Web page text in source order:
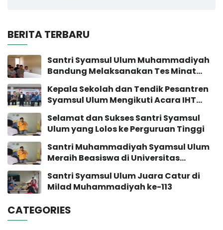
BERITA TERBARU
Santri Syamsul Ulum Muhammadiyah
Bandung Melaksanakan Tes Minat
Kepala Sekolah dan Tendik Pesantren
Syamsul Ulum Mengikuti Acara IHT
Selamat dan Sukses Santri Syamsul
Ulum yang Lolos ke Perguruan Tinggi
Santri Muhammadiyah Syamsul Ulum
Meraih Beasiswa di Universitas
Santri Syamsul Ulum Juara Catur di
Milad Muhammadiyah ke-113
CATEGORIES